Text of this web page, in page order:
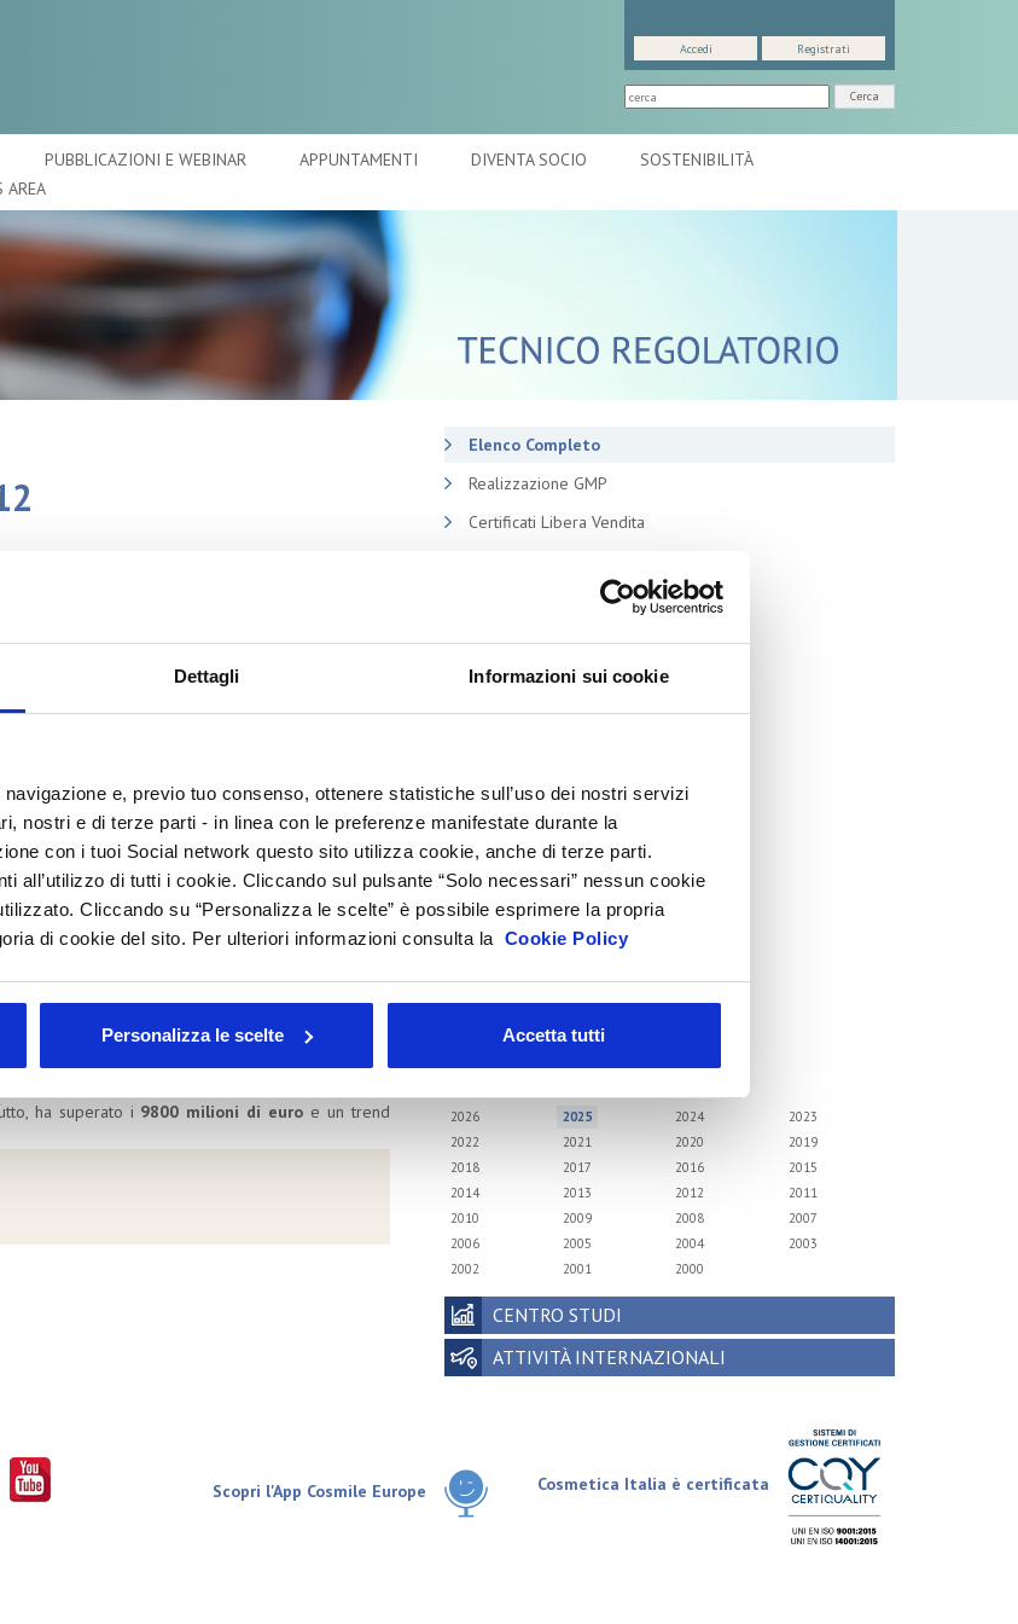
Dettagli Informazioni sui cookie
e, previo tuo consenso, ottenere statistiche sull’uso dei nostri servizi
nostri e di terze parti - in linea con le preferenze manifestate durante la
con i tuoi Social network questo sito utilizza cookie, anche di terze parti.
all’utilizzo di tutti i cookie. Cliccando sul pulsante “Solo necessari” nessun cookie
Cliccando su “Personalizza le scelte” è possibile esprimere la propria
di cookie del sito. Per ulteriori informazioni consulta la Cookie Policy
Personalizza le scelte Accetta tutti
Cerca
Accedi Registrati
PUBBLICAZIONI E WEBINAR APPUNTAMENTI DIVENTA SOCIO
SOSTENIBILITÀ
AREA
NAFTA, Unipro ha investito concretamente sulla
che si conferma fiera specializzata
della Camera di Commercio di Milano per
di business per le 11 imprese associate che
in collaborazione con So.ge.cos con una
Cile, Honduras e Messico.
la prima destinazione delle esportazioni italiane
il 7,3% per un valore pari a 190 milioni di euro.
afferma Fabio Rossello, presidente di Unipro – ha
il 6% del proprio fatturato. In Italia la crescita
di euro”.
alle esportazioni mentre il mercato interno
debole e condizionata dall’attuale congiuntura
posto in Europa sia per quanto riguarda il valore
ha superato i 9800 milioni di euro e un trend
Elenco Completo
Realizzazione GMP
Certificati Libera Vendita
Normativa cosmetici
Prodotti e Ingredienti Cosmetici
Produzione e confezionamento
REACH e CLP
Sicurezza Prodotti cosmetici
Codici doganali e accise
Altre normative
Archivio presentazioni
FAQ
Archivio
2026 2025 2024
2023
2022
2021 2020
2019
2018
2017 2016
2015
2014
2013 2012
2011
2010
2009 2008
2007
2006
2005 2004
2003
2002
2001 2000
CENTRO STUDI
ATTIVITÀ INTERNAZIONALI
Cosmetica Italia è certificata
Scopri l'App Cosmile Europe